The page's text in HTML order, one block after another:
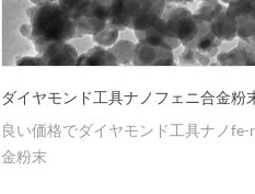
ダイヤモンド工具ナノフェニ合金粉
良い価格でダイヤモンド工具ナノfe-
金粉末